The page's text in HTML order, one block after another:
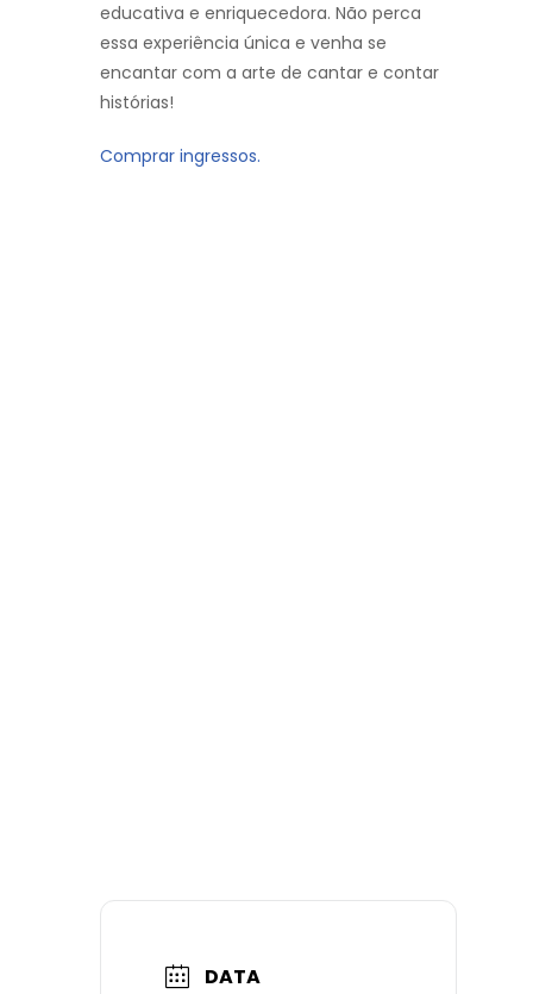
educativa e enriquecedora. Não perca
essa experiência única e venha se
encantar com a arte de cantar e contar
histórias!
Comprar ingressos.
DATA